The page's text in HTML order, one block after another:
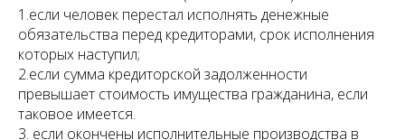
1.если человек перестал исполнять денежные
обязательства перед кредиторами, срок исполнения
которых наступил;
2.если сумма кредиторской задолженности
превышает стоимость имущества гражданина, если
таковое имеется.
3. если окончены исполнительные производства в